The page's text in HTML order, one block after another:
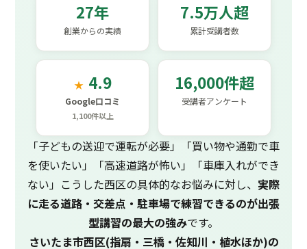
27年
創業からの実績
7.5万人超
累計受講者数
★ 4.9
Google口コミ
1,100件以上
16,000件超
受講者アンケート
「子どもの送迎で運転が必要」「買い物や通勤で車
を使いたい」「高速道路が怖い」「車庫入れができ
ない」こうした西区の具体的なお悩みに対し、 実際
に走る道路・交差点・駐車場で練習できるのが出張
型講習の最大の強みです。
さいたま市西区(指扇・三橋・佐知川・植水ほか)の